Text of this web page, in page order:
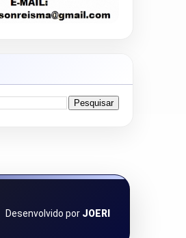
Desenvolvido por JOERI